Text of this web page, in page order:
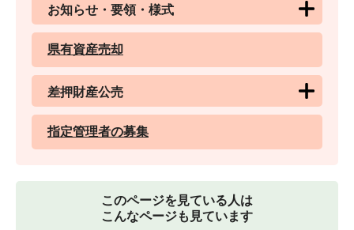
お知らせ・要領・様式
県有資産売却
差押財産公売
指定管理者の募集
このページを見ている人は
こんなページも見ています